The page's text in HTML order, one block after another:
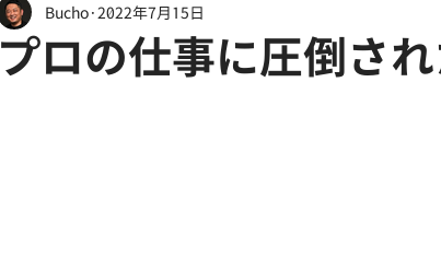
プロの仕事に圧倒さ
Bucho 2022年7月15日